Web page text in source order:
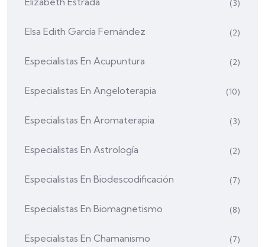
(3)
Elsa Edith García Fernández (2)
Especialistas En Acupuntura (2)
Especialistas En Angeloterapia (10)
Especialistas En Aromaterapia (3)
Especialistas En Astrología (2)
Especialistas En Biodescodificación (7)
Especialistas En Biomagnetismo (8)
Especialistas En Chamanismo (7)